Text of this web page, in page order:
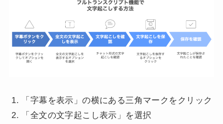
「字幕を表示」の横にある三角マークをクリック
「全文の文字起こし表示」を選択